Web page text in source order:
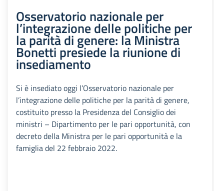
Osservatorio nazionale per
l’integrazione delle politiche per
la parità di genere: la Ministra
Bonetti presiede la riunione di
insediamento
Si è insediato oggi l’Osservatorio nazionale per
l’integrazione delle politiche per la parità di genere,
costituito presso la Presidenza del Consiglio dei
ministri – Dipartimento per le pari opportunità, con
decreto della Ministra per le pari opportunità e la
famiglia del 22 febbraio 2022.